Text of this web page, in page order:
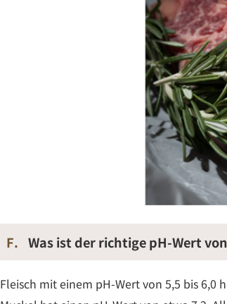
F. Was ist der richtige pH-Wert
Fleisch mit einem pH-Wert von 5,5 bis